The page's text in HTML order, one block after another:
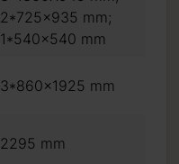
2*725x935 mm;
1*540x540 mm
3*860x1925 mm
2295 mm